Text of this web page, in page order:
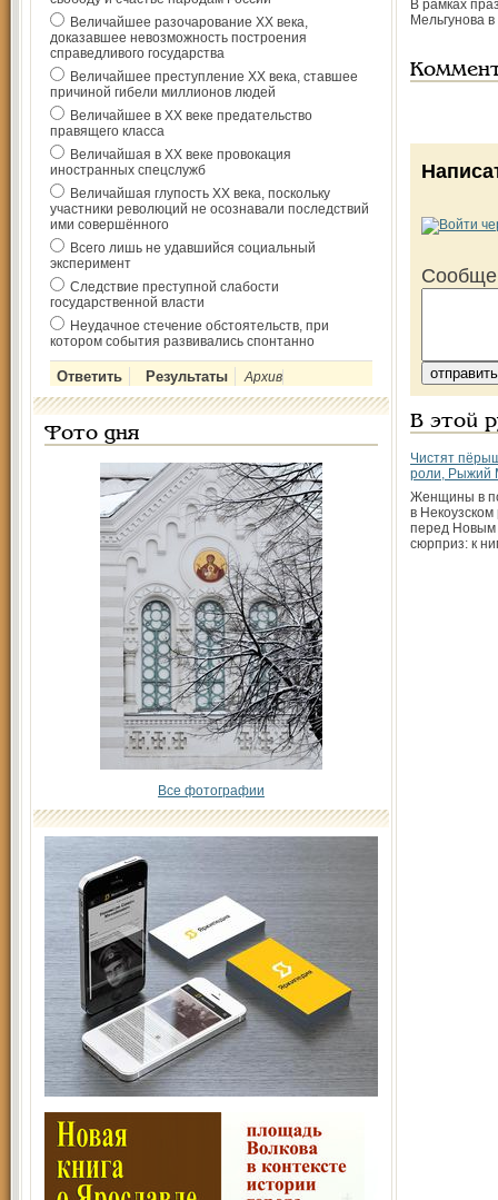
Величайшее разочарование ХХ века,
доказавшее невозможность построения
справедливого государства
Величайшее преступление ХХ века, ставшее
причиной гибели миллионов людей
Величайшее в ХХ веке предательство
правящего класса
Величайшая в ХХ веке провокация
иностранных спецслужб
Величайшая глупость ХХ века, поскольку
участники революций не осознавали последствий
ими совершённого
Всего лишь не удавшийся социальный
эксперимент
Следствие преступной слабости
государственной власти
Неудачное стечение обстоятельств, при
котором события развивались спонтанно
Архив
Фото дня
Все фотографии
В рамках
Мельгунова
В этой
Чистят
роли, Рыжий
Женщины в
в
перед Новым
сюрприз: к